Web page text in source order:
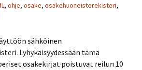
, ohje, osake, osakehuoneistorekisteri,
sähköinen
Lyhykäisyydessään tämä
osakekirjat poistuvat reilun 10